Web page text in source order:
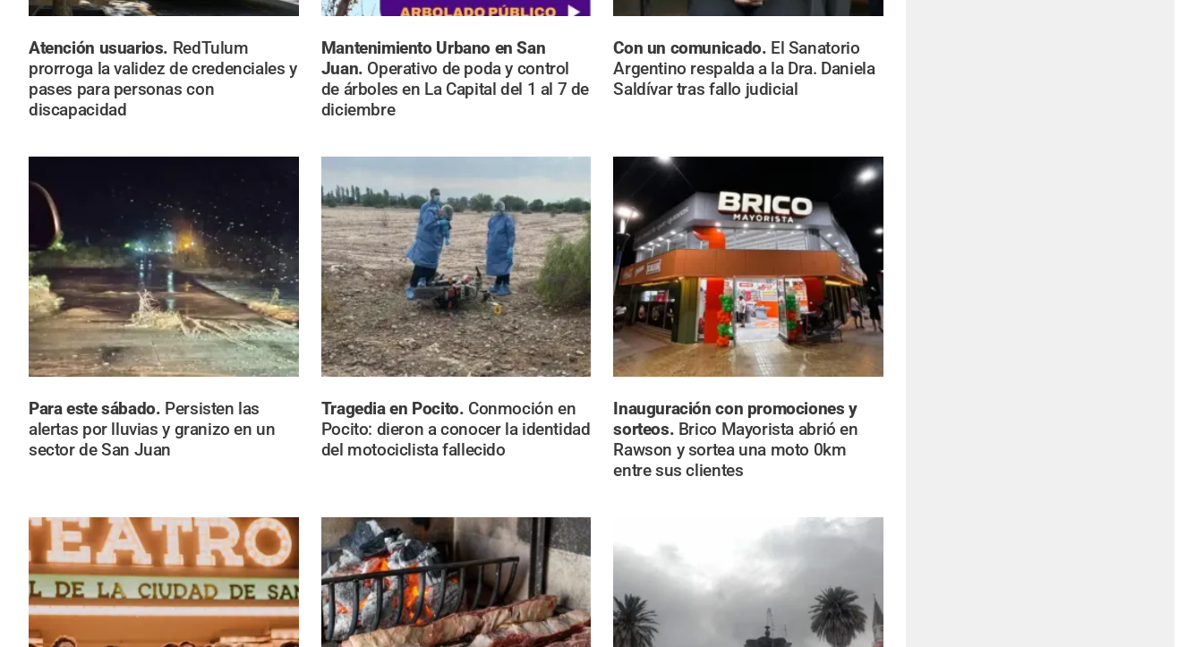
Atención usuarios. RedTulum
prorroga la validez de credenciales y
pases para personas con
discapacidad
Mantenimiento Urbano en San
Juan. Operativo de poda y control
de árboles en La Capital del 1 al 7 de
diciembre
Con un comunicado. El Sanatorio
Argentino respalda a la Dra. Daniela
Saldívar tras fallo judicial
Para este sábado. Persisten las
alertas por lluvias y granizo en un
sector de San Juan
Tragedia en Pocito. Conmoción en
Pocito: dieron a conocer la identidad
del motociclista fallecido
Inauguración con promociones y
sorteos. Brico Mayorista abrió en
Rawson y sortea una moto 0km
entre sus clientes